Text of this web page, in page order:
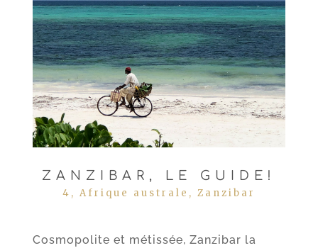
ZANZIBAR, LE GUIDE!
4 , Afrique australe , Zanzibar
Cosmopolite et métissée, Zanzibar la